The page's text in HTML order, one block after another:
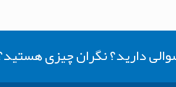
دارید؟ نگران چیزی